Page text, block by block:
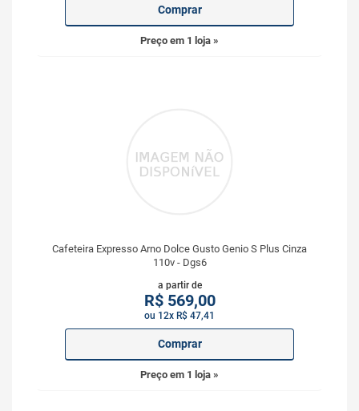
Comprar
Preço em 1 loja »
Cafeteira Expresso Arno Dolce Gusto Genio S Plus Cinza
110v - Dgs6
a partir de
R$569,00
ou 12x R$ 47,41
Comprar
Preço em 1 loja »